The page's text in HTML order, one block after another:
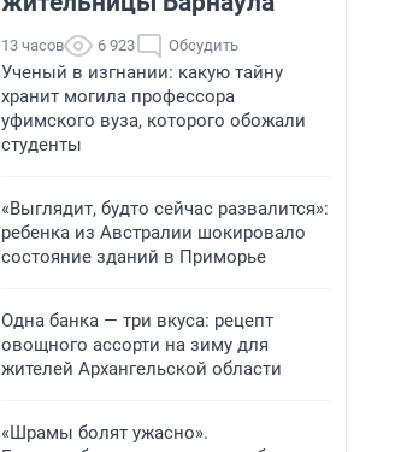
13 часов 6 923 Обсудить
Ученый в изгнании: какую тайну
хранит могила профессора
уфимского вуза, которого обожали
студенты
«Выглядит, будто сейчас развалится»:
ребенка из Австралии шокировало
состояние зданий в Приморье
Одна банка — три вкуса: рецепт
овощного ассорти на зиму для
жителей Архангельской области
«Шрамы болят ужасно».